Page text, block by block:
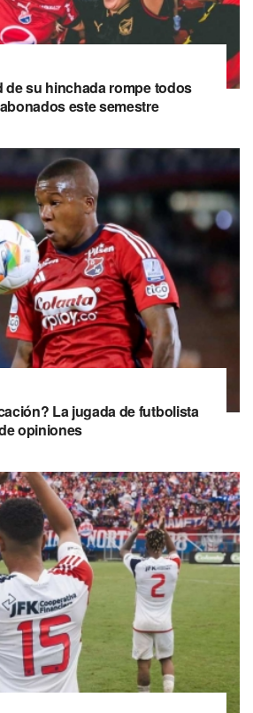
de su hinchada rompe todos
este semestre
La jugada de futbolista
opiniones